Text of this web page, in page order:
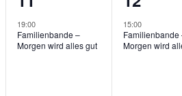
Veranstaltung,
19:00
Familienbande –
Morgen wird alles gut
15:00
Familienbande
Morgen wird